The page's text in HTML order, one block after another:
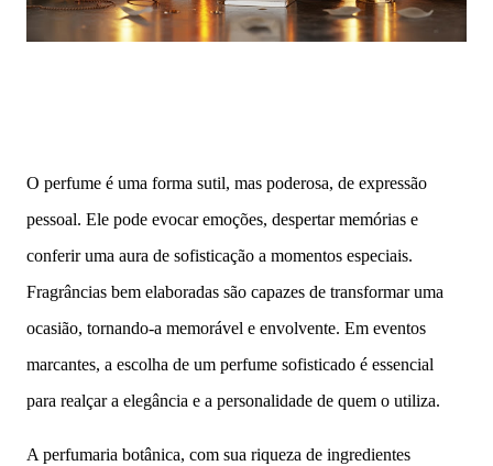
O perfume é uma forma sutil, mas poderosa, de expressão
pessoal. Ele pode evocar emoções, despertar memórias e
conferir uma aura de sofisticação a momentos especiais.
Fragrâncias bem elaboradas são capazes de transformar uma
ocasião, tornando-a memorável e envolvente. Em eventos
marcantes, a escolha de um perfume sofisticado é essencial
para realçar a elegância e a personalidade de quem o utiliza.
A perfumaria botânica, com sua riqueza de ingredientes